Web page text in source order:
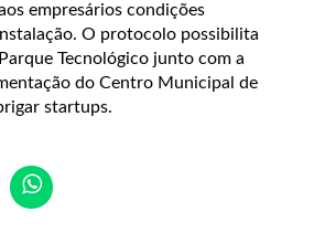
empresários condições
O protocolo possibilita
Tecnológico junto com a
do Centro Municipal de
startups.